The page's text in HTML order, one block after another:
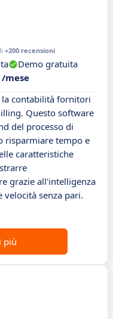
+200 recensioni
Demo gratuita
/mese
la contabilità fornitori
Questo software
del processo di
risparmiare tempo e
caratteristiche
grazie all'intelligenza
senza pari.
più